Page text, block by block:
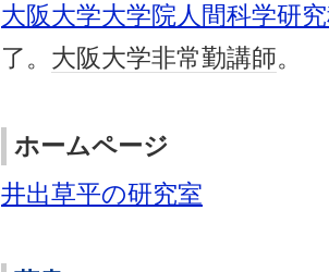
大阪大学大学院人間科学研
了。 大阪大学非常勤講師。
ホームページ
井出草平の研究室